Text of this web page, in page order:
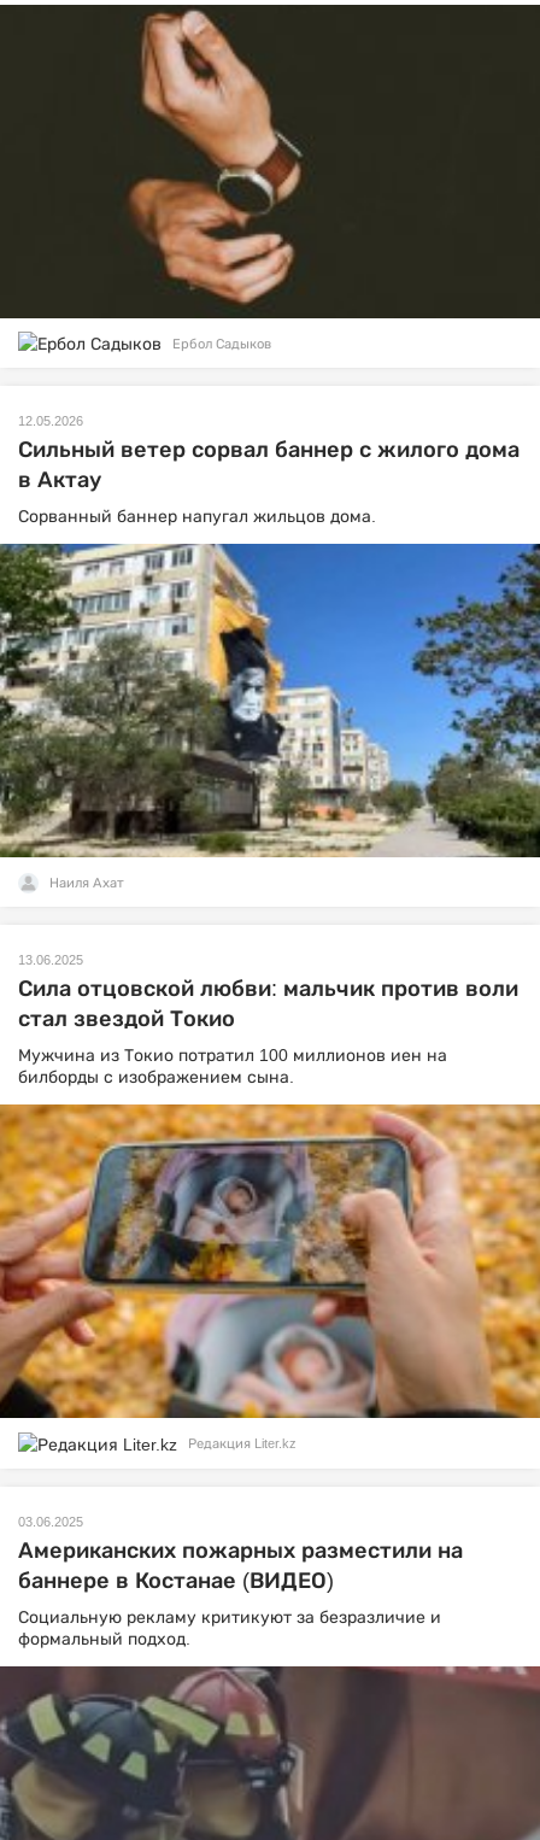
Ербол Садыков
12.05.2026
Сильный ветер сорвал баннер с жилого дома
в Актау
Сорванный баннер напугал жильцов дома.
Наиля Ахат
13.06.2025
Сила отцовской любви: мальчик против воли
стал звездой Токио
Мужчина из Токио потратил 100 миллионов иен на
билборды с изображением сына.
Редакция Liter.kz
03.06.2025
Американских пожарных разместили на
баннере в Костанае (ВИДЕО)
Социальную рекламу критикуют за безразличие и
формальный подход.